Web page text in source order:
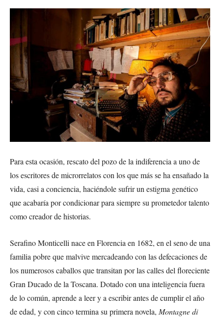
Para esta ocasión, rescato del pozo de la indiferencia a uno de
los escritores de microrrelatos con los que más se ha ensañado la
vida, casi a conciencia, haciéndole sufrir un estigma genético
que acabaría por condicionar para siempre su prometedor talento
como creador de historias.
Serafino Monticelli nace en Florencia en 1682, en el seno de una
familia pobre que malvive mercadeando con las defecaciones de
los numerosos caballos que transitan por las calles del floreciente
Gran Ducado de la Toscana. Dotado con una inteligencia fuera
de lo común, aprende a leer y a escribir antes de cumplir el año
de edad, y con cinco termina su primera novela, Montagne di